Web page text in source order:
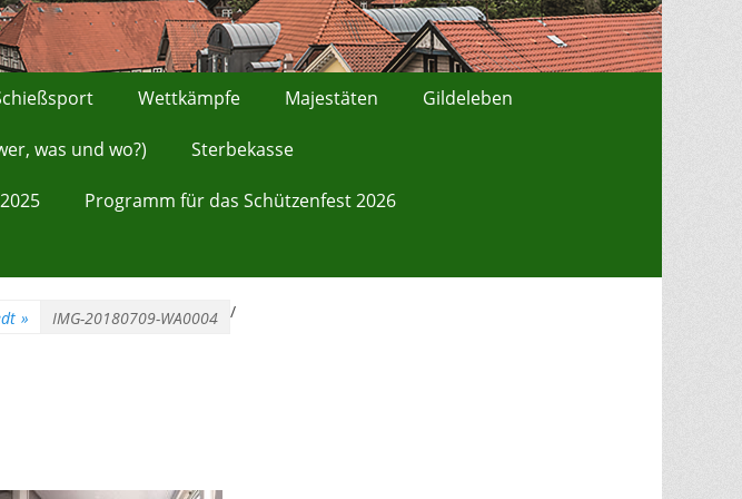
Wettkämpfe Majestäten Gildeleben
was und wo?) Sterbekasse
Programm für das Schützenfest 2026
/
» IMG-20180709-WA0004